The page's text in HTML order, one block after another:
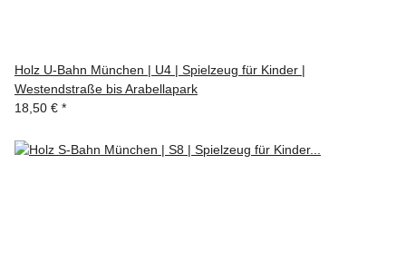
Holz U-Bahn München | U4 | Spielzeug für Kinder |
Westendstraße bis Arabellapark
18,50 € *